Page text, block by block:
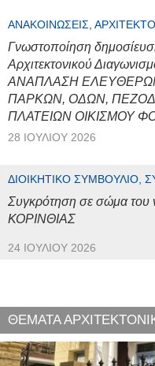
ΑΝΑΚΟΙΝΏΣΕΙΣ,
Γνωστοποίηση
Αρχιτεκτονικού
ΑΝΑΠΛΑΣΗ
ΠΑΡΚΩΝ, ΟΔΩΝ,
ΠΛΑΤΕΙΩΝ ΟΙΚΙΣΜΟΥ
28 ΙΟΥΛΊΟΥ 2026
ΔΙΟΙΚΗΤΙΚΌ ΣΥΜΒΟΎΛΙΟ,
Συγκρότηση σε σώμα
ΚΟΡΙΝΘΙΑΣ
24 ΙΟΥΛΊΟΥ 2026
ΘΕΜΑΤΑ